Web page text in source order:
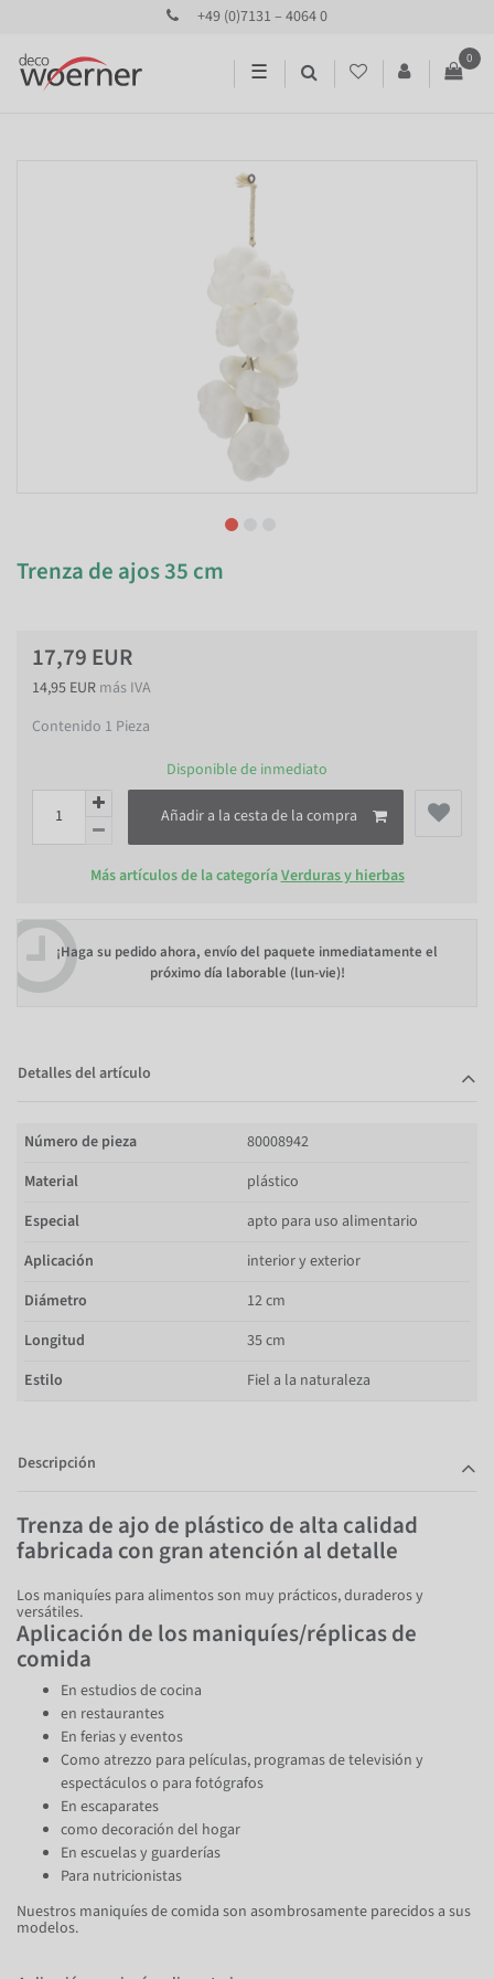
+49 (0)7131 – 4064 0
☰
0
Trenza de ajos 35 cm
17,79 EUR
14,95 EUR más IVA
Contenido 1 Pieza
Disponible de inmediato
Añadir a la cesta de la compra
Más artículos de la categoríaVerduras y hierbas
¡Haga su pedido ahora, envío del paquete inmediatamente el
próximo día laborable (lun-vie)!
Detalles del artículo
Número de pieza
80008942
Material
plástico
Especial
apto para uso alimentario
Aplicación
interior y exterior
Diámetro
12 cm
Longitud
35 cm
Estilo
Fiel a la naturaleza
Descripción
Trenza de ajo de plástico de alta calidad
fabricada con gran atención al detalle
Los maniquíes para alimentos son muy prácticos, duraderos y
versátiles.
Aplicación de los maniquíes/réplicas de
comida
En estudios de cocina
en restaurantes
En ferias y eventos
Como atrezzo para películas, programas de televisión y
espectáculos o para fotógrafos
En escaparates
como decoración del hogar
En escuelas y guarderías
Para nutricionistas
Nuestros maniquíes de comida son asombrosamente parecidos a sus
modelos.